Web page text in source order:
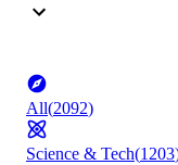
All(2092)
Science & Tech(1203